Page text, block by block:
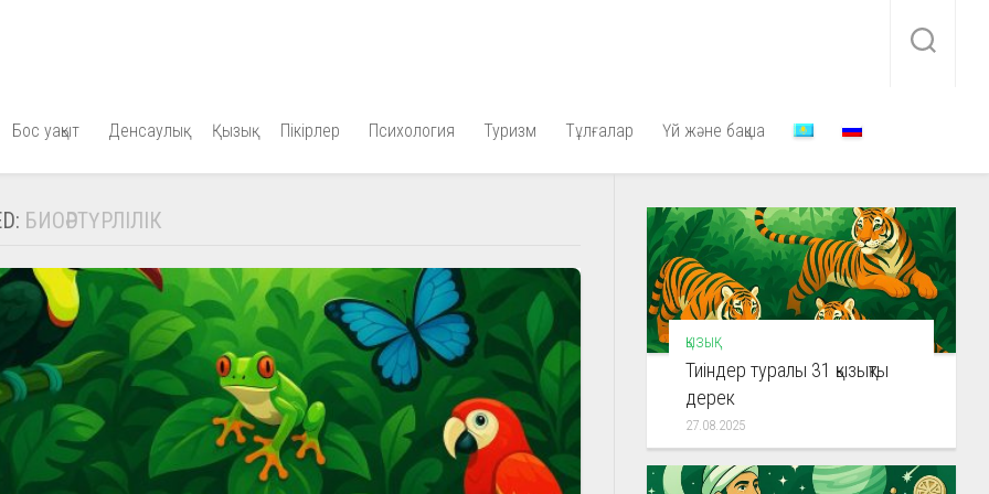
Бос уақыт Денсаулық Қызық Пікірлер Психология Туризм Тұлғалар Үй және бақша
БИОӘРТҮРЛІЛІК
ҚЫЗЫҚ
Тиіндер туралы 31 қызықты
дерек
27.08.2025